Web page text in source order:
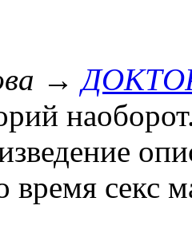
→
время секс